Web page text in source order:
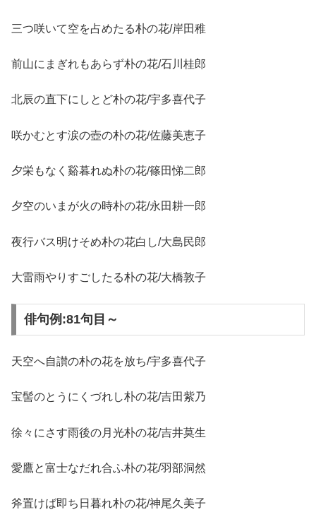
三つ咲いて空を占めたる朴の花/岸田稚
前山にまぎれもあらず朴の花/石川桂郎
北辰の直下にしとど朴の花/宇多喜代子
咲かむとす涙の壺の朴の花/佐藤美恵子
夕栄もなく谿暮れぬ朴の花/篠田悌二郎
夕空のいまが火の時朴の花/永田耕一郎
夜行バス明けそめ朴の花白し/大島民郎
大雷雨やりすごしたる朴の花/大橋敦子
俳句例:81句目～
天空へ自讃の朴の花を放ち/宇多喜代子
宝髻のとうにくづれし朴の花/吉田紫乃
徐々にさす雨後の月光朴の花/吉井莫生
愛鷹と富士なだれ合ふ朴の花/羽部洞然
斧置けば即ち日暮れ朴の花/神尾久美子